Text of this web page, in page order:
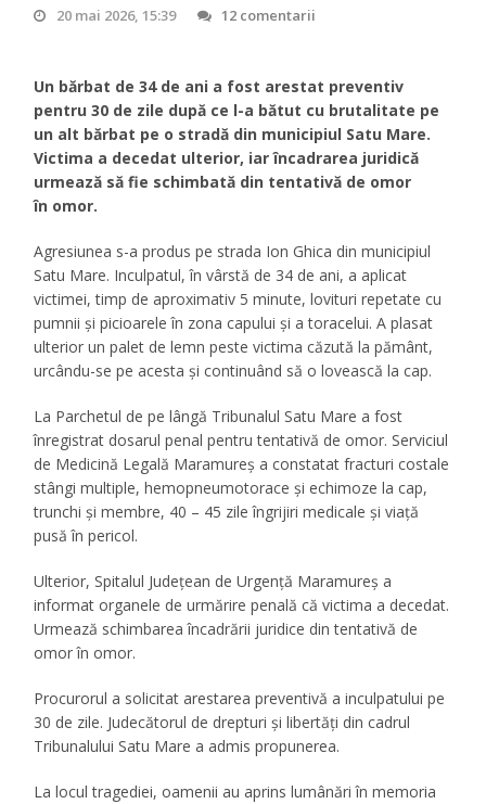
20 mai 2026, 15:39 12 comentarii
Un bărbat de 34 de ani a fost arestat preventiv
pentru 30 de zile după ce l-a bătut cu brutalitate pe
un alt bărbat pe o stradă din municipiul Satu Mare.
Victima a decedat ulterior, iar încadrarea juridică
urmează să fie schimbată din tentativă de omor
în omor.
Agresiunea s-a produs pe strada Ion Ghica din municipiul
Satu Mare. Inculpatul, în vârstă de 34 de ani, a aplicat
victimei, timp de aproximativ 5 minute, lovituri repetate cu
pumnii și picioarele în zona capului și a toracelui. A plasat
ulterior un palet de lemn peste victima căzută la pământ,
urcându-se pe acesta și continuând să o lovească la cap.
La Parchetul de pe lângă Tribunalul Satu Mare a fost
înregistrat dosarul penal pentru tentativă de omor. Serviciul
de Medicină Legală Maramureș a constatat fracturi costale
stângi multiple, hemopneumotorace și echimoze la cap,
trunchi și membre, 40 – 45 zile îngrijiri medicale și viață
pusă în pericol.
Ulterior, Spitalul Județean de Urgență Maramureș a
informat organele de urmărire penală că victima a decedat.
Urmează schimbarea încadrării juridice din tentativă de
omor în omor.
Procurorul a solicitat arestarea preventivă a inculpatului pe
30 de zile. Judecătorul de drepturi și libertăți din cadrul
Tribunalului Satu Mare a admis propunerea.
La locul tragediei, oamenii au aprins lumânări în memoria